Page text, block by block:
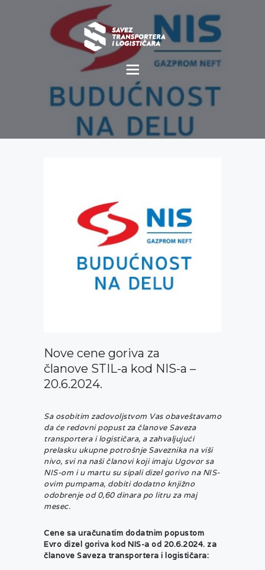
NOVOSTI
MISIJA I VIZIJA
GALERIJA
Nove cene goriva za
članove STIL-a kod NIS-a –
20.6.2024.
Sa osobitim zadovoljstvom Vas obaveštavamo
da će redovni popust za članove Saveza
transportera i logističara, a zahvaljujući
prelasku ukupne potrošnje Saveznika na viši
nivo, svi na naši članovi koji imaju Ugovor sa
NIS-om i u martu su sipali dizel gorivo na NIS-
ovim pumpama, dobiti dodatno knjižno
odobrenje od 0,60 dinara po litru za maj
mesec.
Cene sa uračunatim dodatnim popustom
Evro dizel goriva kod NIS-a od 20.6.2024. za
članove Saveza transportera i logističara: